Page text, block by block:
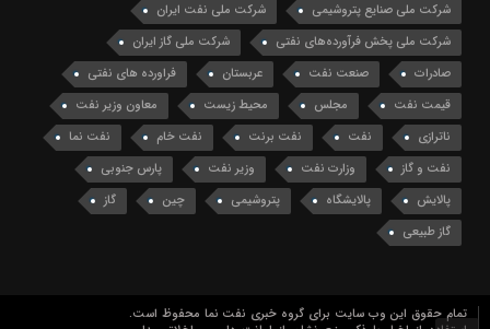
شرکت ملی صنایع پتروشیمی
شرکت ملی نفت ایران
شرکت ملی پخش فرآورده‌های نفتی
شرکت ملی گاز ایران
صادرات
صنعت نفت عربستان
فراورده های نفتی
قیمت نفت
مجلس محیط زیست
معاون وزیر نفت
ناترازی
نفت نفت برنت نفت خام
نفت نما
نفت و گاز
وزارت نفت وزیر نفت
پارس جنوبی
پالایش
پالایشگاه پتروشیمی چین
گاز
گاز طبیعی
تمام حقوق این وب سایت برای گروه خبری نفت نما محفوظ است.